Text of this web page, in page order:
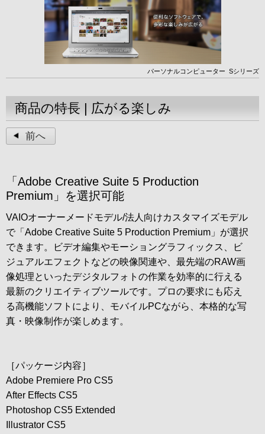
パーソナルコンピューター Sシリーズ
商品の特長 | 広がる楽しみ
前へ
「Adobe Creative Suite 5 Production
Premium」を選択可能
VAIOオーナーメードモデル/法人向けカスタマイズモデル
で「Adobe Creative Suite 5 Production Premium」が選択
できます。ビデオ編集やモーショングラフィックス、ビ
ジュアルエフェクトなどの映像関連や、最先端のRAW画
像処理といったデジタルフォトの作業を効率的に行える
最新のクリエイティブツールです。プロの要求にも応え
る高機能ソフトにより、モバイルPCながら、本格的な写
真・映像制作が楽しめます。
［パッケージ内容］
Adobe Premiere Pro CS5
After Effects CS5
Photoshop CS5 Extended
Illustrator CS5